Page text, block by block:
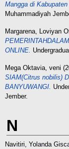
Mangga di Kabupaten
Muhammadiyah
Margarena, Loviyan
ONLINE.
Mega Oktavia, veni
SIAM(Citrus nobilis)
BANYUWANGI.
Jember.
N
Navitiri, Yolanda